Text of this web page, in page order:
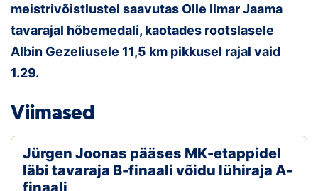
meistrivõistlustel saavutas Olle Ilmar Jaama
tavarajal hõbemedali, kaotades rootslasele
Albin Gezeliusele 11,5 km pikkusel rajal vaid
1.29.
Viimased
Jürgen Joonas pääses MK-etappidel
läbi tavaraja B-finaali võidu lühiraja A-
finaali